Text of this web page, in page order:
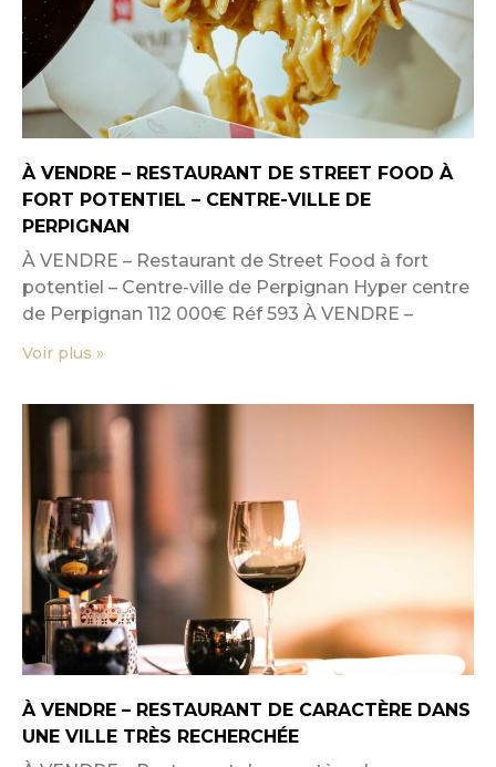
À VENDRE – RESTAURANT DE STREET FOOD À
FORT POTENTIEL – CENTRE-VILLE DE
PERPIGNAN
À VENDRE – Restaurant de Street Food à fort
potentiel – Centre-ville de Perpignan Hyper centre
de Perpignan 112 000€ Réf 593 À VENDRE –
Voir plus »
À VENDRE – RESTAURANT DE CARACTÈRE DANS
UNE VILLE TRÈS RECHERCHÉE